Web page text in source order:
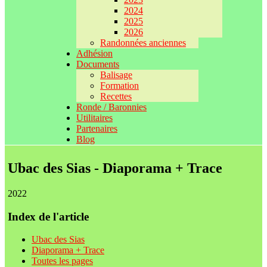
2024
2025
2026
Randonnées anciennes
Adhésion
Documents
Balisage
Formation
Recettes
Ronde / Baronnies
Utilitaires
Partenaires
Blog
Ubac des Sias - Diaporama + Trace
2022
Index de l'article
Ubac des Sias
Diaporama + Trace
Toutes les pages